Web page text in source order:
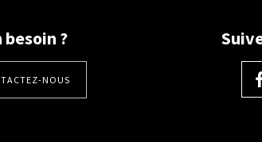
besoin ?
NOUS